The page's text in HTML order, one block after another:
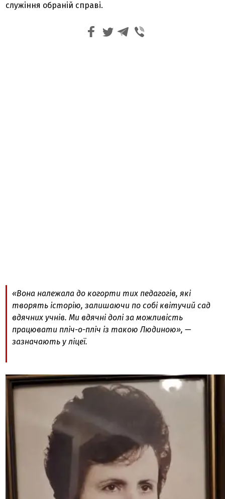
служіння обраній справі.
«Вона належала до когорти тих педагогів, які
творять історію, залишаючи по собі квітучий сад
вдячних учнів. Ми вдячні долі за можливість
працювати пліч-о-пліч із такою Людиною», —
зазначають у ліцеї.